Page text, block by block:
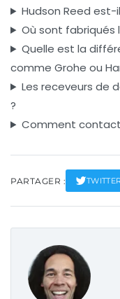
Hudson Reed est-
Où sont fabriqués
Quelle est la
comme Grohe ou
Les receveurs de
?
Comment
PARTAGER :